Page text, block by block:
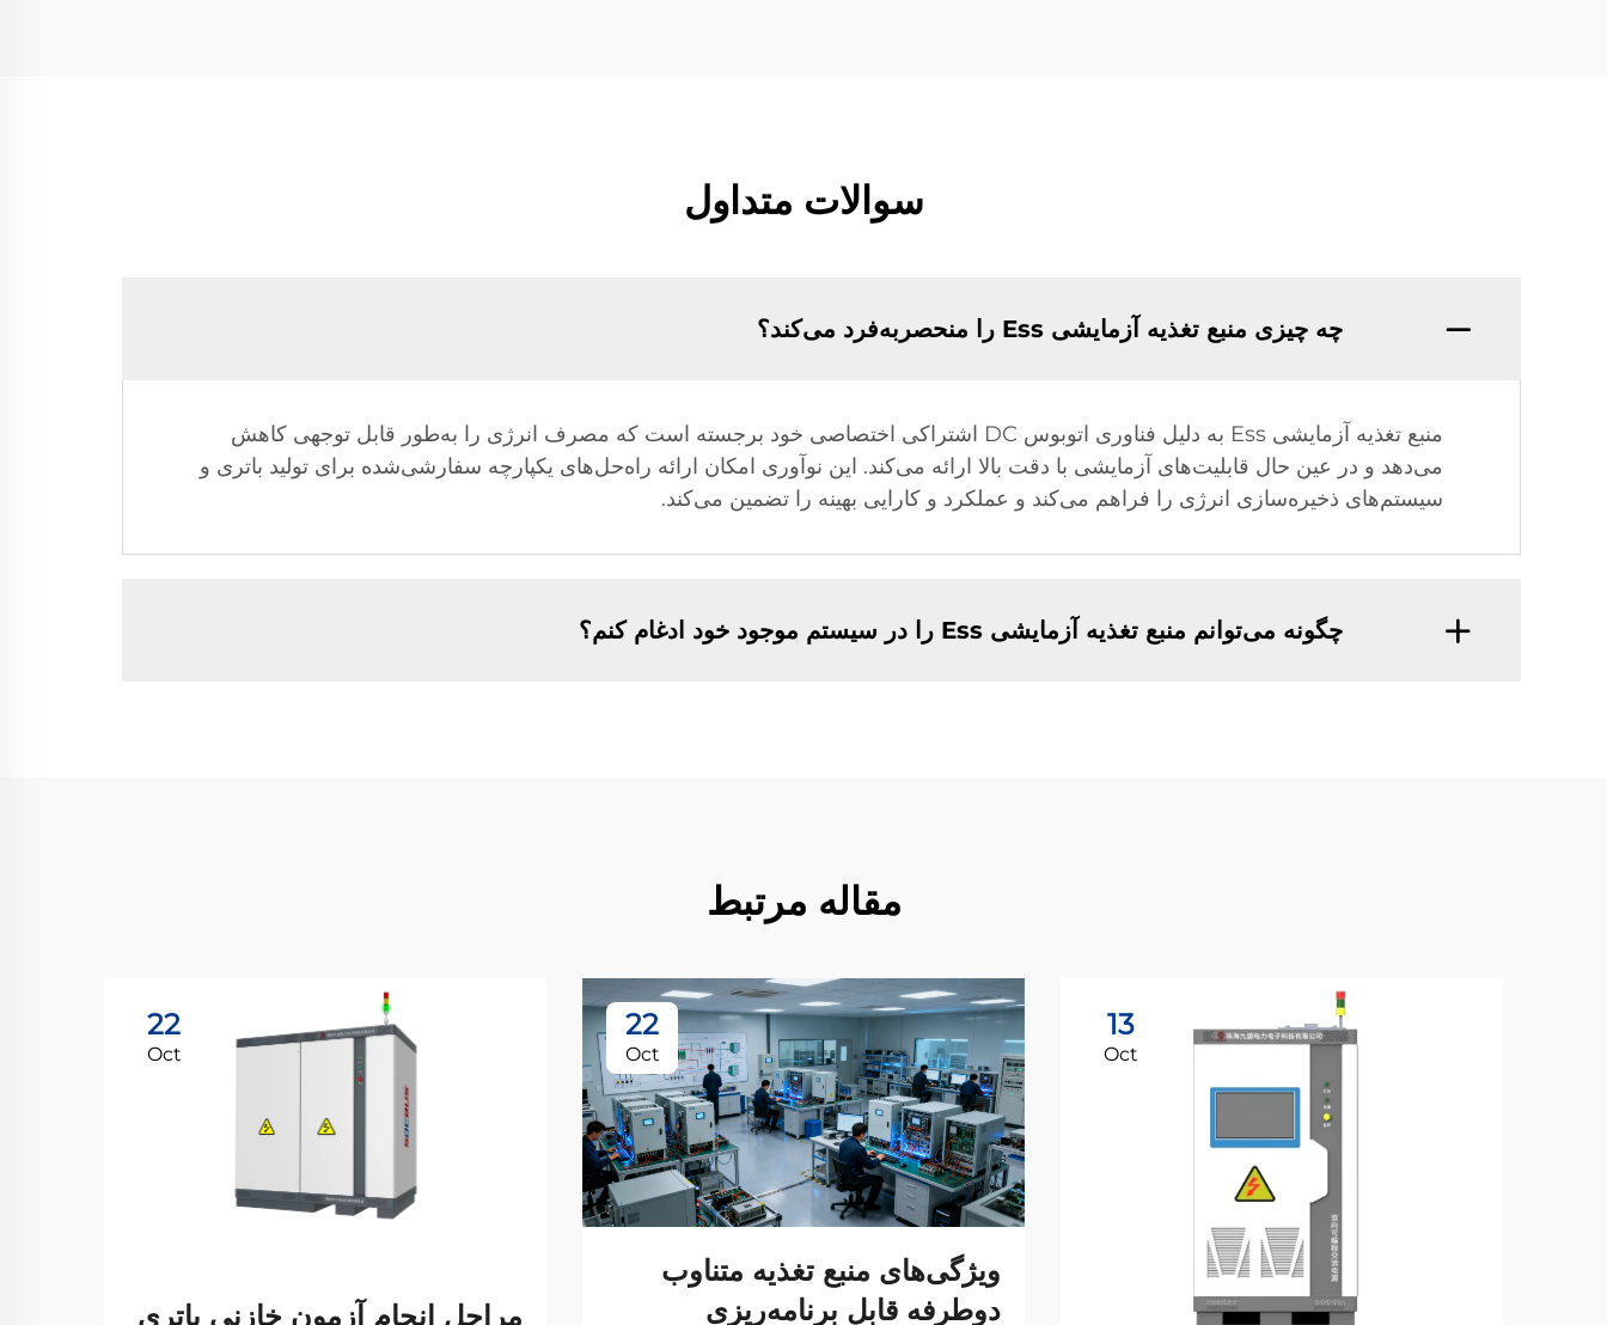
سوالات متداول
چه چیزی منبع تغذیه آزمایشی Ess را منحصربه‌فرد می‌کند؟
منبع تغذیه آزمایشی Ess به دلیل فناوری اتوبوس DC اشتراکی اختصاصی خود برجسته است که مصرف انرژی را به‌طور قابل توجهی کاهش
می‌دهد و در عین حال قابلیت‌های آزمایشی با دقت بالا ارائه می‌کند. این نوآوری امکان ارائه راه‌حل‌های یکپارچه سفارشی‌شده برای تولید باتری و
سیستم‌های ذخیره‌سازی انرژی را فراهم می‌کند و عملکرد و کارایی بهینه را تضمین می‌کند.
چگونه می‌توانم منبع تغذیه آزمایشی Ess را در سیستم موجود خود ادغام کنم؟
مقاله مرتبط
13
Oct
22
Oct
ویژگی‌های منبع تغذیه متناوب
دوطرفه قابل برنامه‌ریزی
22
Oct
مراحل انجام آزمون خازنی باتری